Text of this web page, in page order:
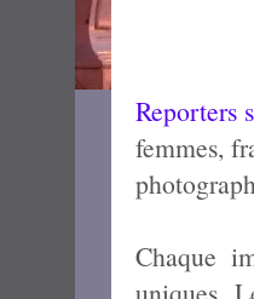
Reporters
femmes,
Chaque